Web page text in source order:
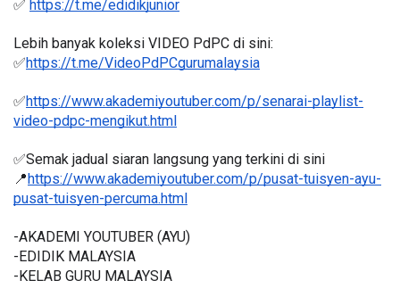
✅ https://t.me/edidikjunior
Lebih banyak koleksi VIDEO PdPC di sini:
✅https://t.me/VideoPdPCgurumalaysia
✅https://www.akademiyoutuber.com/p/senarai-playlist-
video-pdpc-mengikut.html
✅Semak jadual siaran langsung yang terkini di sini
📍https://www.akademiyoutuber.com/p/pusat-tuisyen-ayu-
pusat-tuisyen-percuma.html
-AKADEMI YOUTUBER (AYU)
-EDIDIK MALAYSIA
-KELAB GURU MALAYSIA